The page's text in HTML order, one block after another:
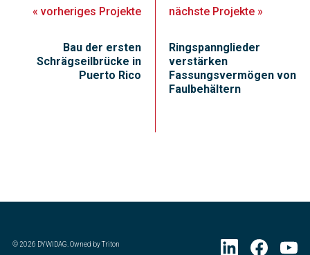
«vorheriges Projekte
Bau der ersten
Schrägseilbrücke in
Puerto Rico
nächste Projekte»
Ringspannglieder
verstärken
Fassungsvermögen von
Faulbehältern
©2026 DYWIDAG. Owned by Triton